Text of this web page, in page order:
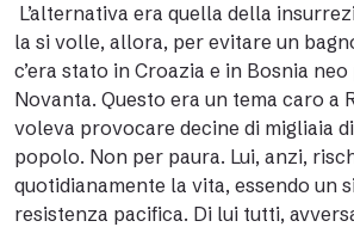
L’alternativa era quella della
la si volle, allora, per evitare un
c’era stato in Croazia e in Bosnia
Novanta. Questo era un tema caro a
voleva provocare decine di migliaia
popolo. Non per paura. Lui, anzi,
quotidianamente la vita, essendo un
resistenza pacifica. Di lui tutti,